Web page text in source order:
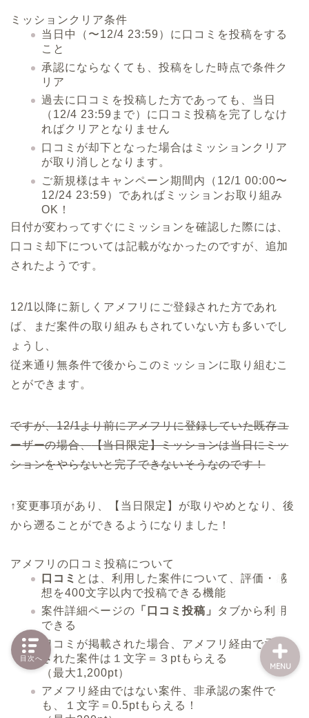
ミッションクリア条件
当日中（〜12/4 23:59）に口コミを投稿をする
こと
承認にならなくても、投稿をした時点で条件ク
リア
過去に口コミを投稿した方であっても、 当日
（12/4 23:59まで）に口コミ投稿を完了 しなけ
ればクリアとなりません
口コミが却下となった場合はミッションクリア
が取り消しとなります。
ご新規様はキャンペーン期間内（12/1 00:00〜
12/24 23:59）であればミッションお取り組み
OK！
日付が変わってすぐにミッションを確認した際には、
口コミ却下については記載がなかったのですが、追加
されたようです。
12/1以降に新しくアメフリにご登録された方であれ
ば、まだ案件の取り組みもされていない方も多いでし
ょうし、
従来通り無条件で後からこのミッションに取り組むこ
とができます。
ですが、12/1より前にアメフリに登録していた既存ユ
ーザーの場合、【当日限定】ミッションは当日にミッ
ションをやらないと完了できないそうなのです！
↑変更事項があり、【当日限定】が取りやめとなり、後
から遡ることができる ようになりました！
アメフリの口コミ投稿について
口コミ とは、利用した案件について、 評価・感
想を400文字以内で投稿できる機能
案件詳細ページの 「口コミ投稿」
タブから利用
できる
口コミが掲載された場合、アメフリ経由で承認
された案件は １文字＝３ptもらえる
（最大1,200pt）
アメフリ経由ではない案件、非承認の案件で
も、
１文字＝0.5ptもらえる！
MENU
Information
Contact me
Back to TOP
目次へ